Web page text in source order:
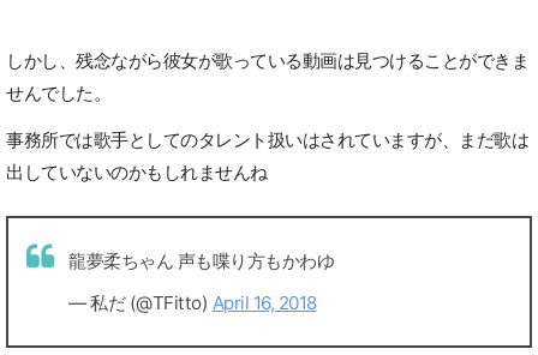
しかし、残念ながら彼女が歌っている動画は見つけることができま
せんでした。
事務所では歌手としてのタレント扱いはされていますが、まだ歌は
出していないのかもしれませんね
龍夢柔ちゃん 声も喋り方もかわゆ
— 私だ (@TFitto) April 16, 2018